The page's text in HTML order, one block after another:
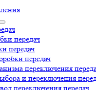
передач
передач
передач
переключения
и переключения
переключения передач